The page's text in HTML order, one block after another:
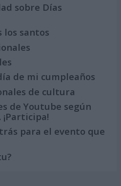
sobre Días
los santos
de mi cumpleaños
de cultura
de Youtube según
para el evento que